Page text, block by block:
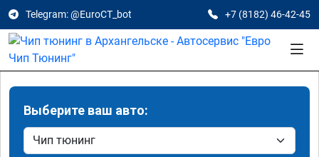
Telegram: @EuroCT_bot +7 (8182) 46-42-45
Выберите ваш авто: